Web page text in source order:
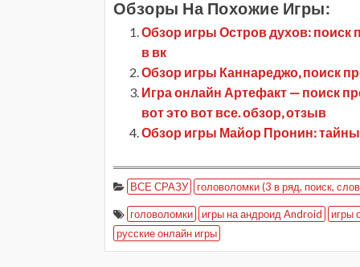
Обзоры На Похожие Игры:
Обзор игры Остров духов: поиск
в вк
Обзор игры Каннареджо, поиск
Игра онлайн Артефакт — поиск
вот это вот все. обзор, отзыв
Обзор игры Майор Пронин:
ВСЕ СРАЗУ головоломки (3 в ряд, поиск,
головоломки игры на андроид Android
игры
русские онлайн игры